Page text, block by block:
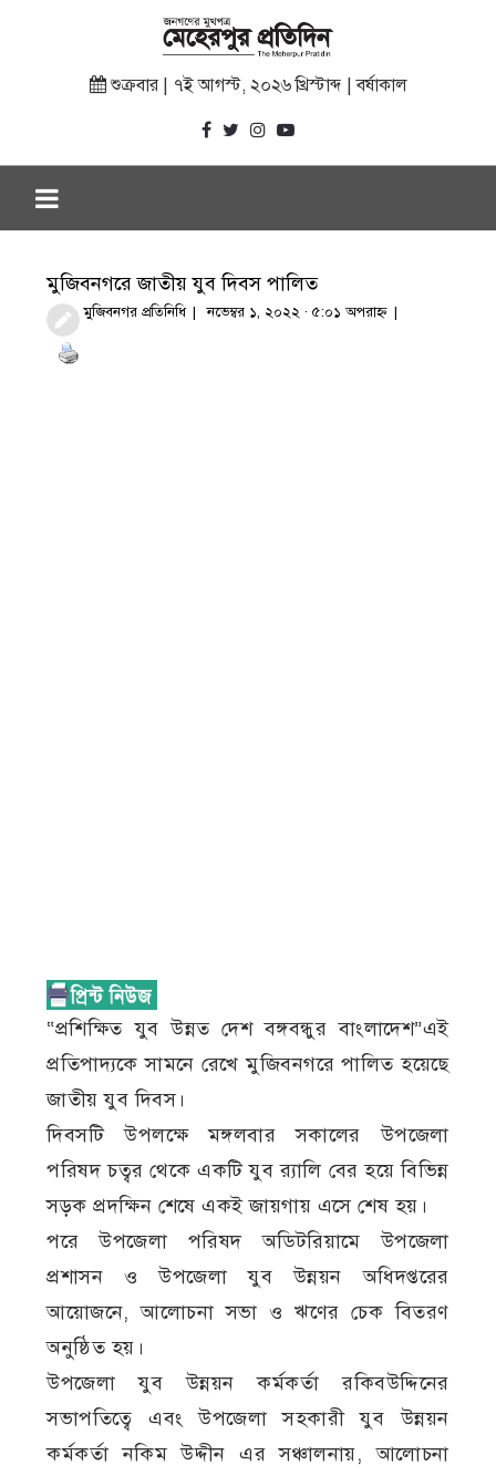
শুক্রবার | ৭ই আগস্ট, ২০২৬ খ্রিস্টাব্দ | বর্ষাকাল
মুজিবনগরে জাতীয় যুব দিবস পালিত
মুজিবনগর প্রতিনিধি নভেম্বর ১, ২০২২ · ৫:০১ অপরাহ্ণ
“প্রশিক্ষিত যুব উন্নত দেশ বঙ্গবন্ধুর বাংলাদেশ”এই
প্রতিপাদ্যকে সামনে রেখে মুজিবনগরে পালিত হয়েছে
জাতীয় যুব দিবস।
দিবসটি উপলক্ষে মঙ্গলবার সকালের উপজেলা
পরিষদ চত্বর থেকে একটি যুব র‍্যালি বের হয়ে বিভিন্ন
সড়ক প্রদক্ষিন শেষে একই জায়গায় এসে শেষ হয়।
পরে উপজেলা পরিষদ অডিটরিয়ামে উপজেলা
প্রশাসন ও উপজেলা যুব উন্নয়ন অধিদপ্তরের
আয়োজনে, আলোচনা সভা ও ঋণের চেক বিতরণ
অনুষ্ঠিত হয়।
উপজেলা যুব উন্নয়ন কর্মকর্তা রকিবউদ্দিনের
সভাপতিত্বে এবং উপজেলা সহকারী যুব উন্নয়ন
কর্মকর্তা নকিম উদ্দীন এর সঞ্চালনায়, আলোচনা